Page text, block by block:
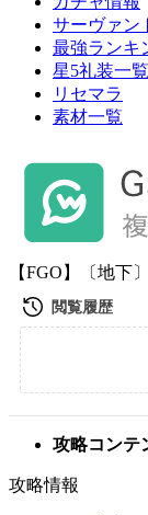
サーヴァン
最強ランキ
星5礼装一覧
リセマラ
素材一覧
【FGO】〔地下
攻略コンテ
攻略情報